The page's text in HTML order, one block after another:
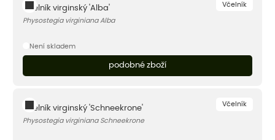
Včelník
Včelník virginský 'Alba'
Physostegia virginiana Alba
Není skladem
podobné zboží
Včelník
Včelník virginský 'Schneekrone'
Physostegia virginiana Schneekrone